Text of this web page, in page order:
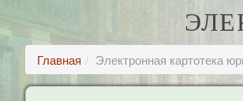
Главная Электронная картотека